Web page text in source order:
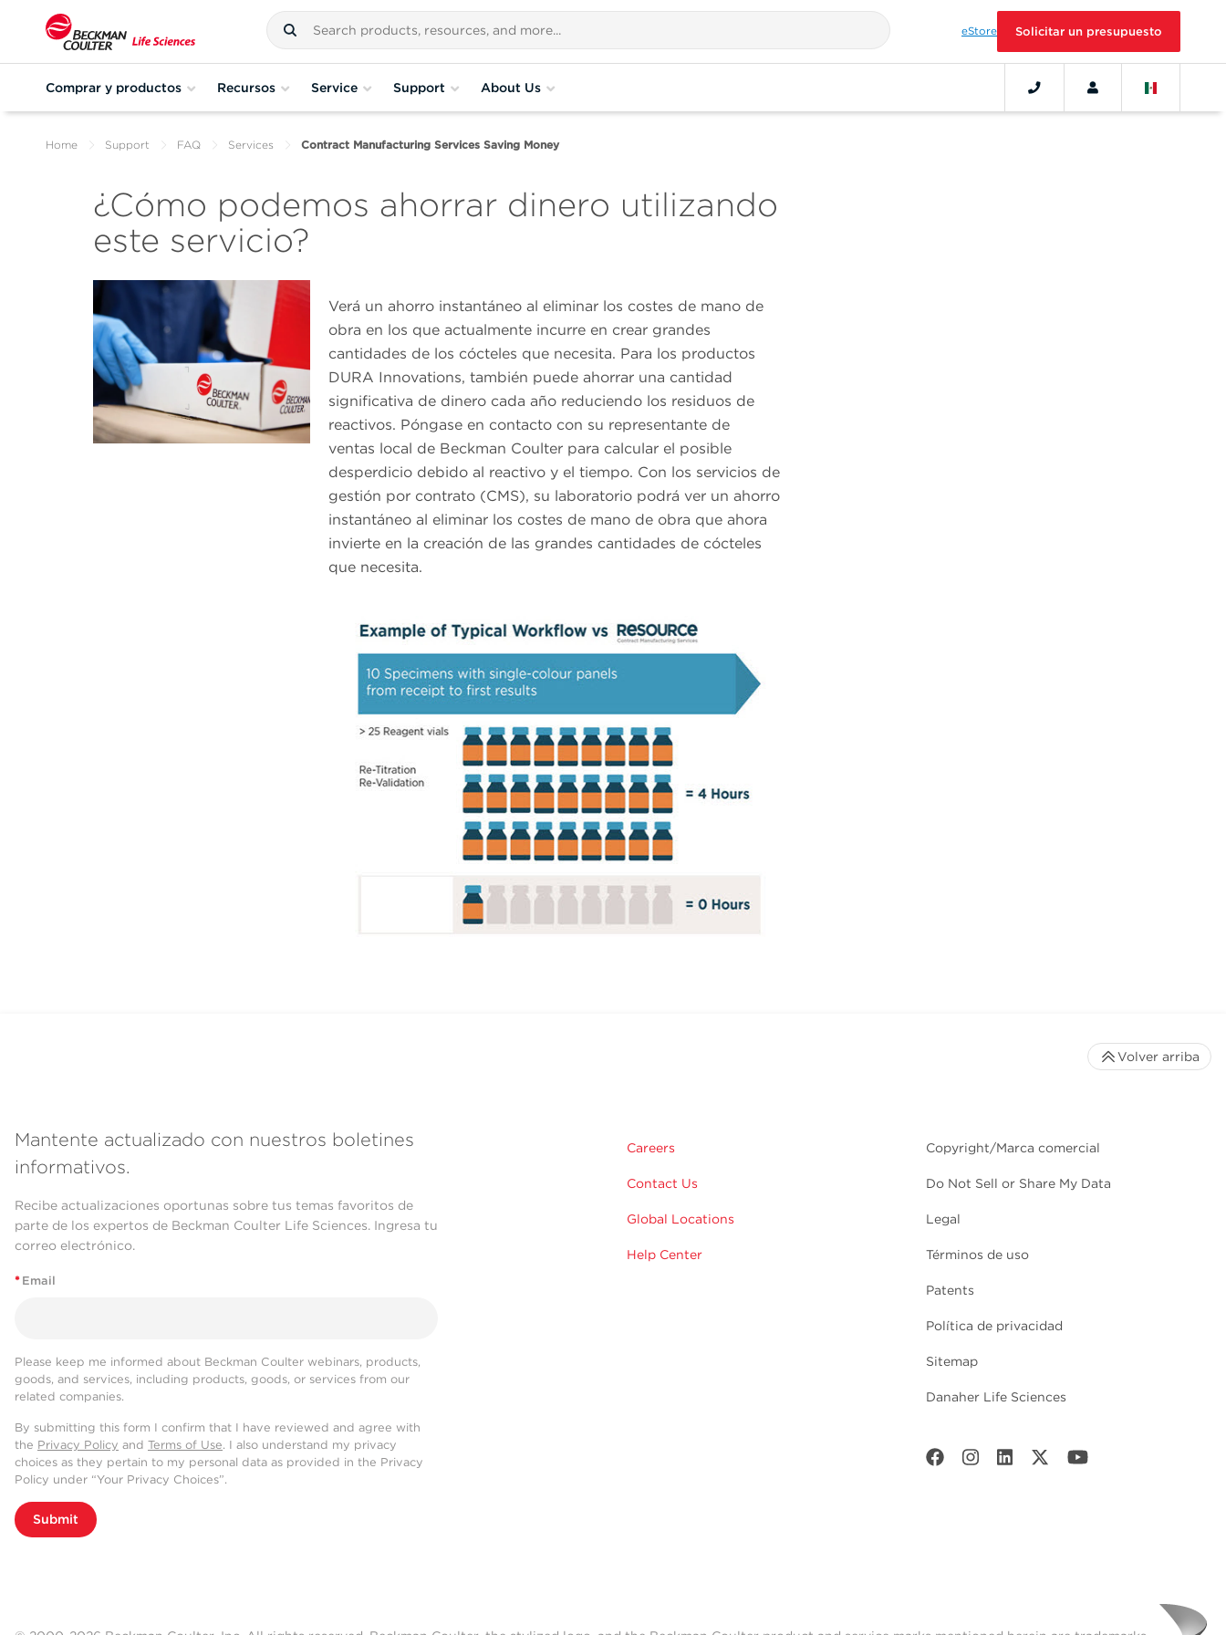
eStore Solicitar un presupuesto
Comprar y productos Recursos Service Support About Us
Home Support FAQ Services Contract Manufacturing Services Saving Money
¿Cómo podemos ahorrar dinero utilizando
este servicio?
Verá un ahorro instantáneo al eliminar los costes de mano de
obra en los que actualmente incurre en crear grandes
cantidades de los cócteles que necesita. Para los productos
DURA Innovations, también puede ahorrar una cantidad
significativa de dinero cada año reduciendo los residuos de
reactivos. Póngase en contacto con su representante de
ventas local de Beckman Coulter para calcular el posible
desperdicio debido al reactivo y el tiempo. Con los servicios de
gestión por contrato (CMS), su laboratorio podrá ver un ahorro
instantáneo al eliminar los costes de mano de obra que ahora
invierte en la creación de las grandes cantidades de cócteles
que necesita.
Mantente actualizado con nuestros boletines
informativos.
Recibe actualizaciones oportunas sobre tus temas favoritos de
parte de los expertos de Beckman Coulter Life Sciences. Ingresa tu
correo electrónico.
* Email
Please keep me informed about Beckman Coulter webinars, products,
goods, and services, including products, goods, or services from our
related companies.
By submitting this form I confirm that I have reviewed and agree with
the Privacy Policy and Terms of Use. I also understand my privacy
choices as they pertain to my personal data as provided in the Privacy
Policy under “Your Privacy Choices”.
Submit
Careers
Contact Us
Global Locations
Help Center
Copyright/Marca comercial
Do Not Sell or Share My Data
Legal
Términos de uso
Patents
Política de privacidad
Sitemap
Danaher Life Sciences
Volver arriba